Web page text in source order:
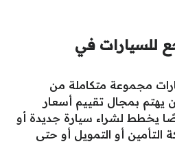
للسيارات في
مجموعة متكاملة من
يهتم بمجال تقييم أسعار
يخطط لشراء سيارة جديدة أو
التأمين أو التمويل أو حتى